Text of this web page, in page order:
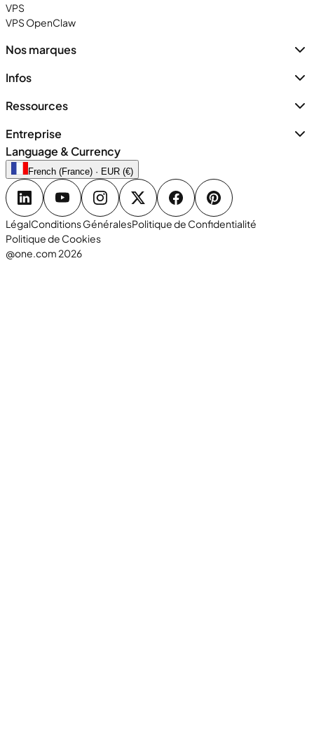
VPS
VPS OpenClaw
Nos marques
Infos
Ressources
Entreprise
Language & Currency
French (France) · EUR (€)
LégalConditions GénéralesPolitique de Confidentialité
Politique de Cookies
@one.com 2026